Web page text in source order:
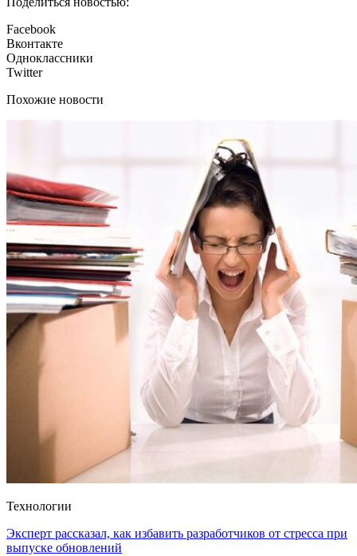
Facebook
Вконтакте
Одноклассники
Twitter
Похожие новости
Технологии
Эксперт рассказал, как избавить разработчиков от стресса при
выпуске обновлений